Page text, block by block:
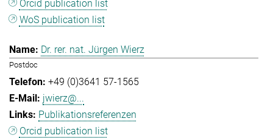
Orcid publication list
WoS publication list
Dr. rer. nat. Jürgen Wierz
Postdoc
+49 (0)3641 57-1565
jwierz@...
Publikationsreferenzen
Orcid publication list